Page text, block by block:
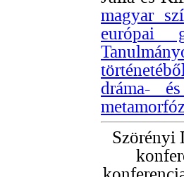
magyar
európai
dráma-
Szörényi